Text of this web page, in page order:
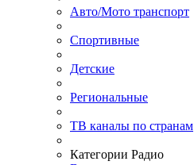
Авто/Мото транспорт
Спортивные
Детские
Региональные
ТВ каналы по странам
Категории Радио